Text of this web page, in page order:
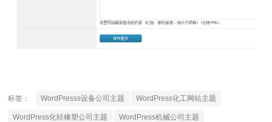
标签： WordPresss设备公司主题 WordPress化工网站主题
WordPress化轻橡塑公司主题 WordPress机械公司主题